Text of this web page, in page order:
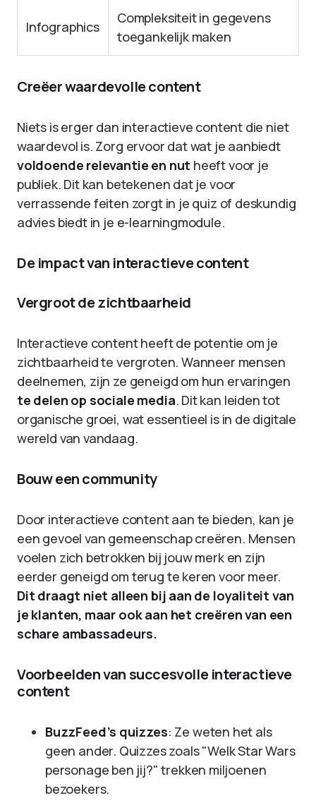
Infographics
Compleksiteit in gegevens
toegankelijk maken
Creëer waardevolle content
Niets is erger dan interactieve content die niet
waardevol is. Zorg ervoor dat wat je aanbiedt
voldoende relevantie en nut heeft voor je
publiek. Dit kan betekenen dat je voor
verrassende feiten zorgt in je quiz of deskundig
advies biedt in je e-learningmodule.
De impact van interactieve content
Vergroot de zichtbaarheid
Interactieve content heeft de potentie om je
zichtbaarheid te vergroten. Wanneer mensen
deelnemen, zijn ze geneigd om hun ervaringen
te delen op sociale media. Dit kan leiden tot
organische groei, wat essentieel is in de digitale
wereld van vandaag.
Bouw een community
Door interactieve content aan te bieden, kan je
een gevoel van gemeenschap creëren. Mensen
voelen zich betrokken bij jouw merk en zijn
eerder geneigd om terug te keren voor meer.
Dit draagt niet alleen bij aan de loyaliteit van
je klanten, maar ook aan het creëren van een
schare ambassadeurs.
Voorbeelden van succesvolle interactieve
content
BuzzFeed’s quizzes: Ze weten het als
geen ander. Quizzes zoals "Welk Star Wars
personage ben jij?" trekken miljoenen
bezoekers.